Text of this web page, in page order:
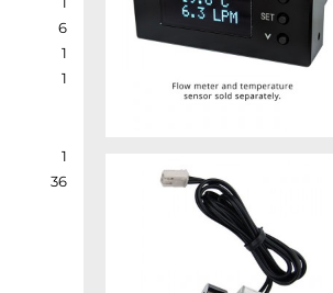
6
1
1
1
36